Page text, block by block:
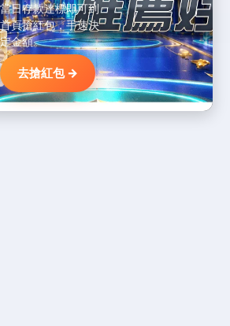
當日存款達標即可到
首頁搶紅包，手速決
定金額。
去搶紅包 →